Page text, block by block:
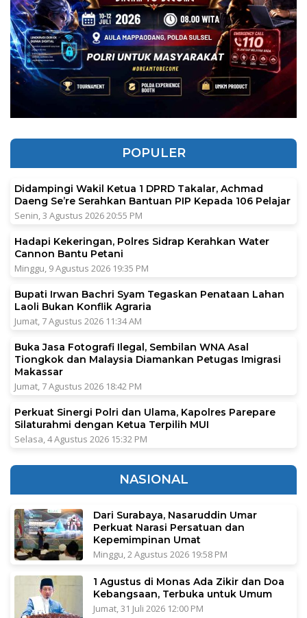
POPULER
Didampingi Wakil Ketua 1 DPRD Takalar, Achmad
Daeng Se’re Serahkan Bantuan PIP Kepada 106 Pelajar
Senin, 3 Agustus 2026 20:55 PM
Hadapi Kekeringan, Polres Sidrap Kerahkan Water
Cannon Bantu Petani
Minggu, 9 Agustus 2026 19:35 PM
Bupati Irwan Bachri Syam Tegaskan Penataan Lahan
Laoli Bukan Konflik Agraria
Jumat, 7 Agustus 2026 11:34 AM
Buka Jasa Fotografi Ilegal, Sembilan WNA Asal
Tiongkok dan Malaysia Diamankan Petugas Imigrasi
Makassar
Jumat, 7 Agustus 2026 18:42 PM
Perkuat Sinergi Polri dan Ulama, Kapolres Parepare
Silaturahmi dengan Ketua Terpilih MUI
Selasa, 4 Agustus 2026 15:32 PM
NASIONAL
Dari Surabaya, Nasaruddin Umar
Perkuat Narasi Persatuan dan
Kepemimpinan Umat
Minggu, 2 Agustus 2026 19:58 PM
1 Agustus di Monas Ada Zikir dan Doa
Kebangsaan, Terbuka untuk Umum
Jumat, 31 Juli 2026 12:00 PM